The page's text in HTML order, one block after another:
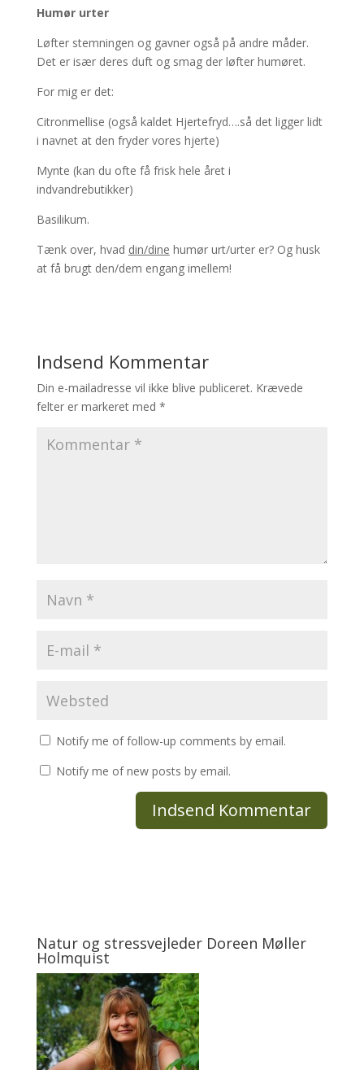
Humør urter
Løfter stemningen og gavner også på andre måder.
Det er især deres duft og smag der løfter humøret.
For mig er det:
Citronmellise (også kaldet Hjertefryd….så det ligger lidt
i navnet at den fryder vores hjerte)
Mynte (kan du ofte få frisk hele året i
indvandrebutikker)
Basilikum.
Tænk over, hvad din/dine humør urt/urter er? Og husk
at få brugt den/dem engang imellem!
Indsend Kommentar
Din e-mailadresse vil ikke blive publiceret. Krævede
felter er markeret med *
Notify me of follow-up comments by email.
Notify me of new posts by email.
Natur og stressvejleder Doreen Møller
Holmquist